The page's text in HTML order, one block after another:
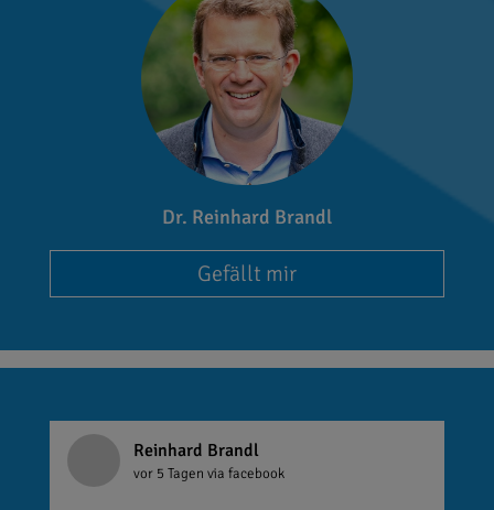
Dr. Reinhard Brandl
Gefällt mir
Reinhard Brandl
vor 5 Tagen via facebook